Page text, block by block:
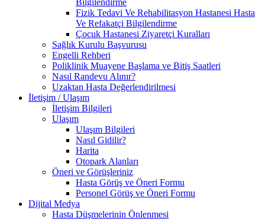
Fizik Tedavi Ve Rehabilitasyon Hastanesi Hasta
Ve Refakatçi Bilgilendirme
Çocuk Hastanesi Ziyaretçi Kuralları
Sağlık Kurulu Başvurusu
Engelli Rehberi
Poliklinik Muayene Başlama ve Bitiş Saatleri
Nasıl Randevu Alınır?
Uzaktan Hasta Değerlendirilmesi
İletişim / Ulaşım
İletişim Bilgileri
Ulaşım
Ulaşım Bilgileri
Nasıl Gidilir?
Harita
Otopark Alanları
Öneri ve Görüşleriniz
Hasta Görüş ve Öneri Formu
Personel Görüş ve Öneri Formu
Dijital Medya
Hasta Düşmelerinin Önlenmesi